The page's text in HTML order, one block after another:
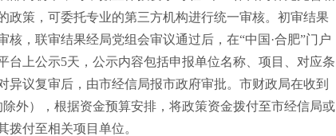
政策，可委托专业的第三方机构进行统一审核。初审结果
，联审结果经局党组会审议通过后，在“中国·合肥”门户
台上公示5天，公示内容包括申报单位名称、项目、对应条
议复审后，由市经信局报市政府审批。市财政局在收到
外），根据资金预算安排，将政策资金拨付至市经信局或
付至相关项目单位。